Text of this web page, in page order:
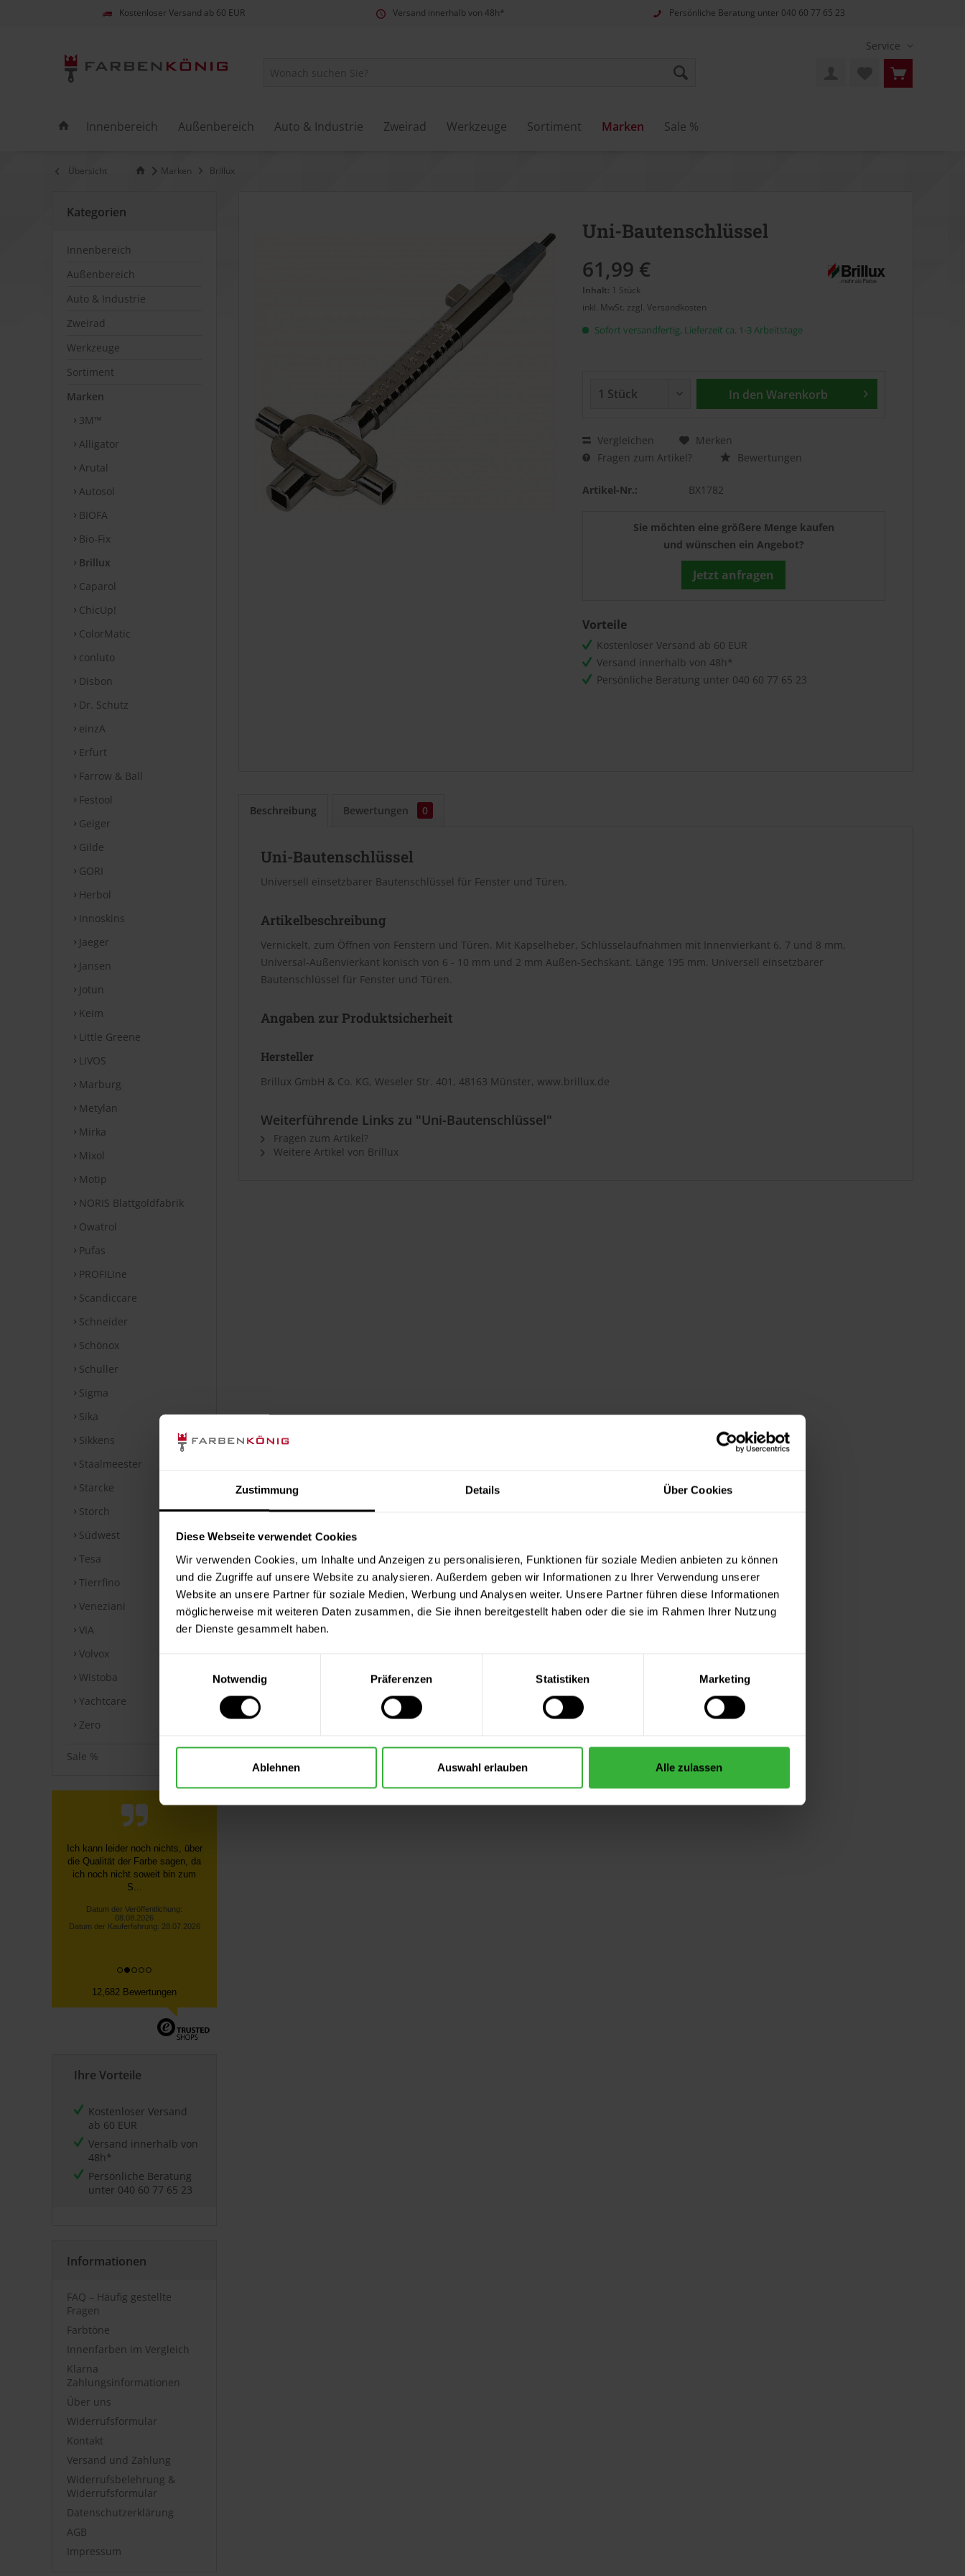
Zustimmung Details Über Cookies
Diese Webseite verwendet Cookies
Wir verwenden Cookies, um Inhalte und Anzeigen zu personalisieren, Funktionen für soziale Medien anbieten zu können
und die Zugriffe auf unsere Website zu analysieren. Außerdem geben wir Informationen zu Ihrer Verwendung unserer
Website an unsere Partner für soziale Medien, Werbung und Analysen weiter. Unsere Partner führen diese Informationen
möglicherweise mit weiteren Daten zusammen, die Sie ihnen bereitgestellt haben oder die sie im Rahmen Ihrer Nutzung
der Dienste gesammelt haben.
Notwendig
Präferenzen Statistiken Marketing
Ablehnen Auswahl erlauben Alle zulassen
Kostenloser Versand ab 60 EUR Versand innerhalb von 48h* Persönliche Beratung unter 040 60 77 65 23
Service
Innenbereich Außenbereich Auto & Industrie Zweirad Werkzeuge Sortiment Marken Sale %
Übersicht Marken Brillux
Kategorien
Innenbereich
Außenbereich
Auto & Industrie
Zweirad
Werkzeuge
Sortiment
Marken
3M™
Alligator
Arutal
Autosol
BIOFA
Bio-Fix
Brillux
Caparol
ChicUp!
ColorMatic
conluto
Disbon
Dr. Schutz
einzA
Erfurt
Farrow & Ball
Festool
Geiger
Gilde
GORI
Herbol
Innoskins
Jaeger
Jansen
Jotun
Keim
Little Greene
LIVOS
Marburg
Metylan
Mirka
Mixol
Motip
NORIS Blattgoldfabrik
Owatrol
Pufas
PROFILIne
Scandiccare
Schneider
Schönox
Schuller
Sigma
Sika
Sikkens
Staalmeester
Starcke
Storch
Südwest
Tesa
Tierrfino
Veneziani
VIA
Volvox
Wistoba
Yachtcare
Zero
Sale %
Ich kann leider noch nichts, über
die Qualität der Farbe sagen, da
ich noch nicht soweit bin zum
S...
Datum der Veröffentlichung:
08.08.2026
Datum der Kauferfahrung: 28.07.2026
12,682 Bewertungen
Ihre Vorteile
Kostenloser Versand
ab 60 EUR
Versand innerhalb von
48h*
Persönliche Beratung
unter 040 60 77 65 23
Informationen
FAQ – Häufig gestellte
Fragen
Farbtöne
Innenfarben im Vergleich
Klarna
Zahlungsinformationen
Über uns
Widerrufsformular
Kontakt
Versand und Zahlung
Widerrufsbelehrung &
Widerrufsformular
Datenschutzerklärung
AGB
Impressum
Uni-Bautenschlüssel
61,99 €
Inhalt: 1 Stück
inkl. MwSt. zzgl. Versandkosten
Sofort versandfertig, Lieferzeit ca. 1-3 Arbeitstage
In den Warenkorb
Vergleichen
Merken
Fragen zum Artikel?
Bewertungen
Artikel-Nr.: BX1782
Sie möchten eine größere Menge kaufen
und wünschen ein Angebot?
Jetzt anfragen
Vorteile
Kostenloser Versand ab 60 EUR
Versand innerhalb von 48h*
Persönliche Beratung unter 040 60 77 65 23
Beschreibung Bewertungen 0
Uni-Bautenschlüssel
Universell einsetzbarer Bautenschlüssel für Fenster und Türen.
Artikelbeschreibung
Vernickelt, zum Öffnen von Fenstern und Türen. Mit Kapselheber, Schlüsselaufnahmen mit Innenvierkant 6, 7 und 8 mm,
Universal-Außenvierkant konisch von 6 - 10 mm und 2 mm Außen-Sechskant. Länge 195 mm. Universell einsetzbarer
Bautenschlüssel für Fenster und Türen.
Angaben zur Produktsicherheit
Hersteller
Brillux GmbH & Co. KG, Weseler Str. 401, 48163 Münster, www.brillux.de
Weiterführende Links zu "Uni-Bautenschlüssel"
Fragen zum Artikel?
Weitere Artikel von Brillux